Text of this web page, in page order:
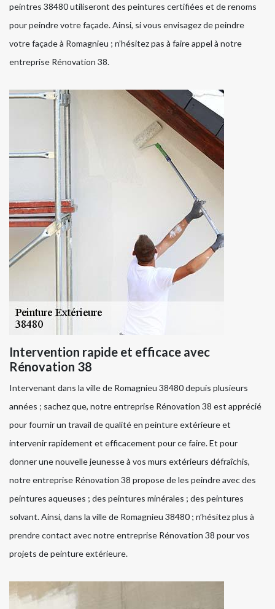
peintres 38480 utiliseront des peintures certifiées et de renoms
pour peindre votre façade. Ainsi, si vous envisagez de peindre
votre façade à Romagnieu ; n’hésitez pas à faire appel à notre
entreprise Rénovation 38.
Intervention rapide et efficace avec
Rénovation 38
Intervenant dans la ville de Romagnieu 38480 depuis plusieurs
années ; sachez que, notre entreprise Rénovation 38 est apprécié
pour fournir un travail de qualité en peinture extérieure et
intervenir rapidement et efficacement pour ce faire. Et pour
donner une nouvelle jeunesse à vos murs extérieurs défraîchis,
notre entreprise Rénovation 38 propose de les peindre avec des
peintures aqueuses ; des peintures minérales ; des peintures
solvant. Ainsi, dans la ville de Romagnieu 38480 ; n’hésitez plus à
prendre contact avec notre entreprise Rénovation 38 pour vos
projets de peinture extérieure.